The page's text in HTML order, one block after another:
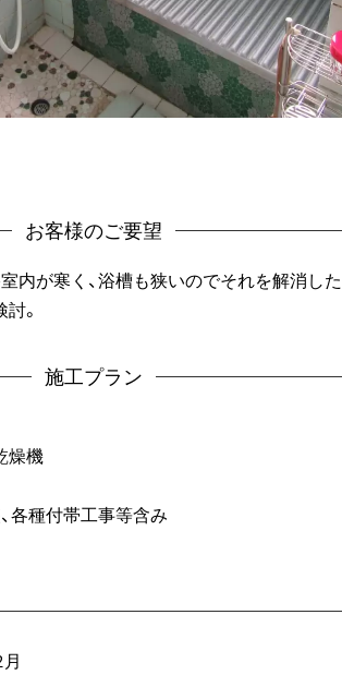
お客様のご要望
内が寒く、浴槽も狭いのでそれを解消した
。
施工プラン
燥機
各種付帯工事等含み